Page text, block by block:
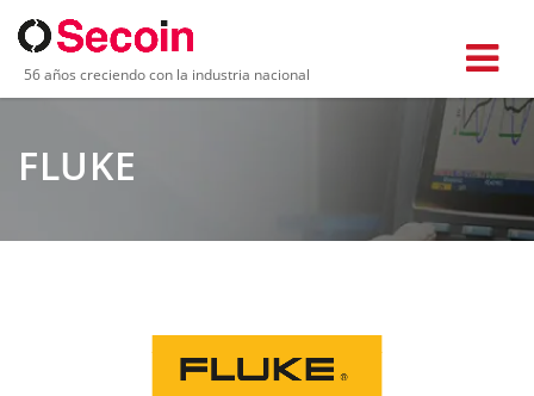
56 años creciendo con la industria nacional
FLUKE